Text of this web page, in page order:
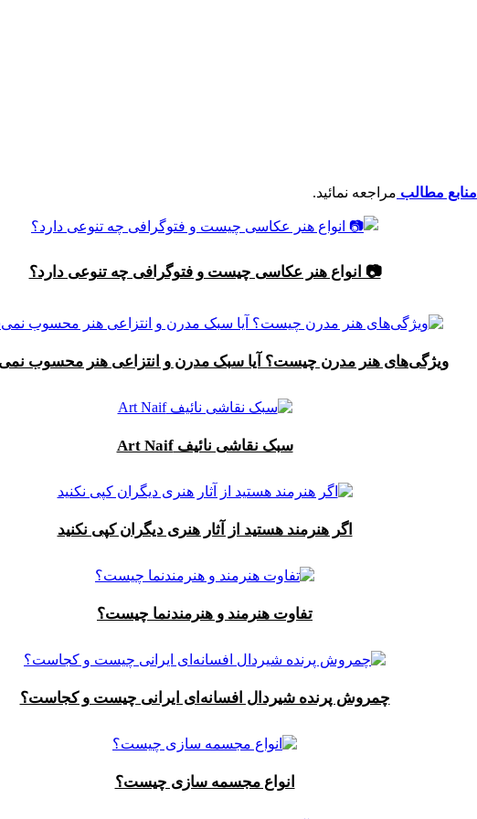
منابع مطالب مراجعه نمائید.
📷 انواع هنر عکاسی چیست و فتوگرافی چه تنوعی دارد؟
ویژگی‌های هنر مدرن چیست؟ آیا سبک مدرن و انتزاعی هنر محسوب
سبک نقاشی نائیف Art Naif
اگر هنرمند هستید از آثار هنری دیگران کپی نکنید
تفاوت هنرمند و هنرمندنما چیست؟
چمروش پرنده شیردال افسانه‌ای ایرانی چیست و کجاست؟
انواع مجسمه سازی چیست؟